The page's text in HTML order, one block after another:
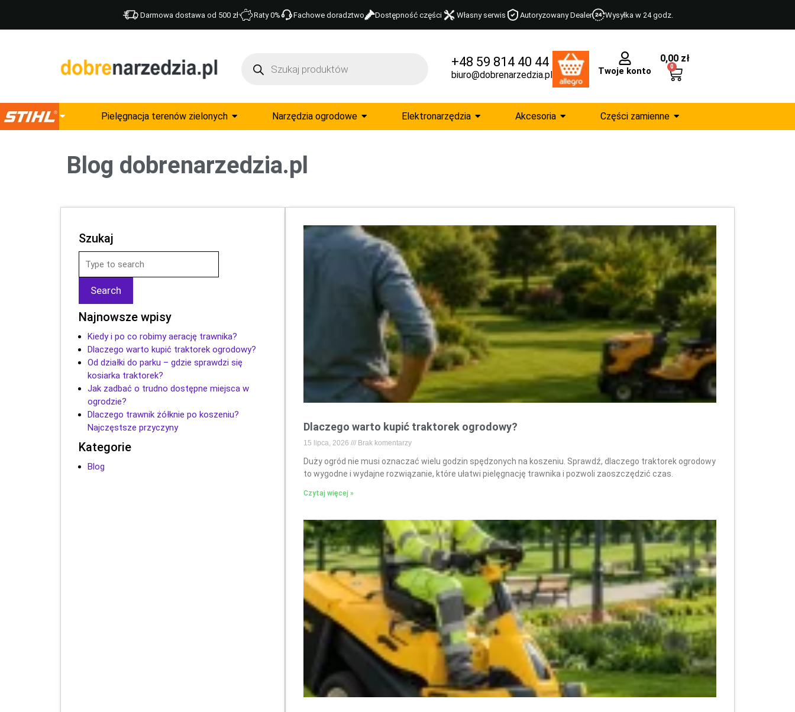
Darmowa dostawa od 500 zł Raty 0% Fachowe doradztwo Dostępność części Własny serwis Autoryzowany Dealer Wysyłka w 24 godz.
+48 59 814 40 44
biuro@dobrenarzedzia.pl Twoje konto
0,00 zł
0
Pielęgnacja terenów zielonych Narzędzia ogrodowe Elektronarzędzia Akcesoria Części zamienne
Blog dobrenarzedzia.pl
Szukaj
Najnowsze wpisy
Kiedy i po co robimy aerację trawnika?
Dlaczego warto kupić traktorek ogrodowy?
Od działki do parku – gdzie sprawdzi się
kosiarka traktorek?
Jak zadbać o trudno dostępne miejsca w
ogrodzie?
Dlaczego trawnik żółknie po koszeniu?
Najczęstsze przyczyny
Kategorie
Blog
Dlaczego warto kupić traktorek ogrodowy?
15 lipca, 2026 Brak komentarzy
Duży ogród nie musi oznaczać wielu godzin spędzonych na koszeniu. Sprawdź, dlaczego traktorek ogrodowy
to wygodne i wydajne rozwiązanie, które ułatwi pielęgnację trawnika i pozwoli zaoszczędzić czas.
Czytaj więcej »